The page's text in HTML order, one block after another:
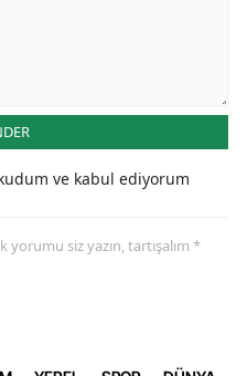
ve kabul ediyorum
siz yazın, tartışalım *